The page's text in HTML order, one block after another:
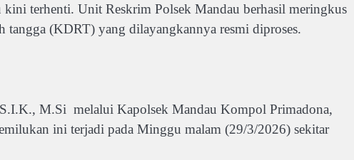
kini terhenti. Unit Reskrim Polsek Mandau berhasil meringkus
tangga (KDRT) yang dilayangkannya resmi diproses.
M.Si melalui Kapolsek Mandau Kompol Primadona,
ini terjadi pada Minggu malam (29/3/2026) sekitar